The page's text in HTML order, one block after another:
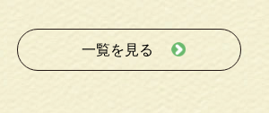
一覧を見る